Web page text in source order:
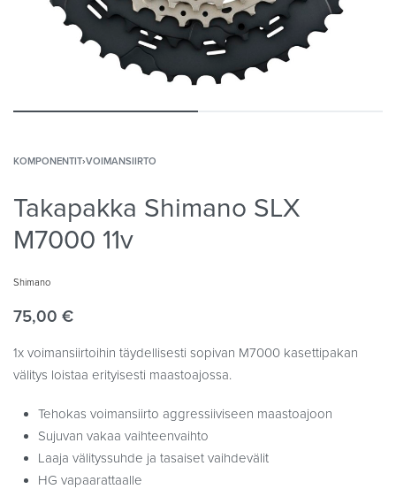
KOMPONENTIT›VOIMANSIIRTO
Takapakka Shimano SLX
M7000 11v
Shimano
75,00 €
1x voimansiirtoihin täydellisesti sopivan M7000 kasettipakan
välitys loistaa erityisesti maastoajossa.
Tehokas voimansiirto aggressiiviseen maastoajoon
Sujuvan vakaa vaihteenvaihto
Laaja välityssuhde ja tasaiset vaihdevälit
HG vapaarattaalle